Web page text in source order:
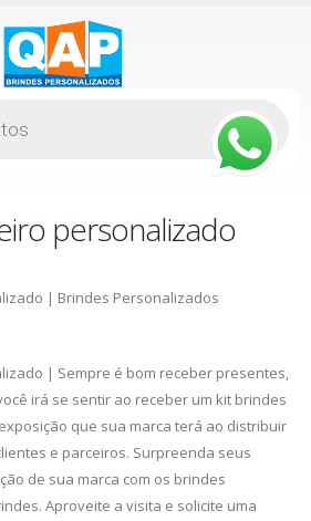
personalizado
| Brindes Personalizados
| Sempre é bom receber presentes,
irá se sentir ao receber um kit brindes
que sua marca terá ao distribuir
e parceiros. Surpreenda seus
de sua marca com os brindes
Aproveite a visita e solicite uma